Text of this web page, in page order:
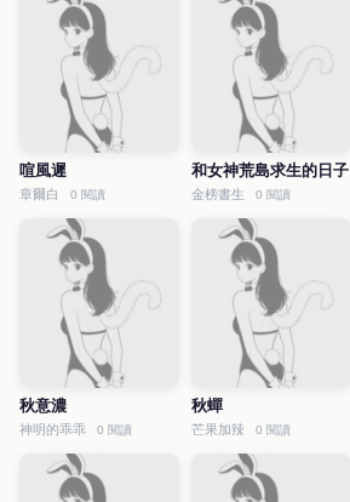
喧風遲
章爾白 0 閱讀
和女神荒島求生的日子
金榜書生 0 閱讀
秋意濃
神明的乖乖 0 閱讀
秋蟬
芒果加辣 0 閱讀